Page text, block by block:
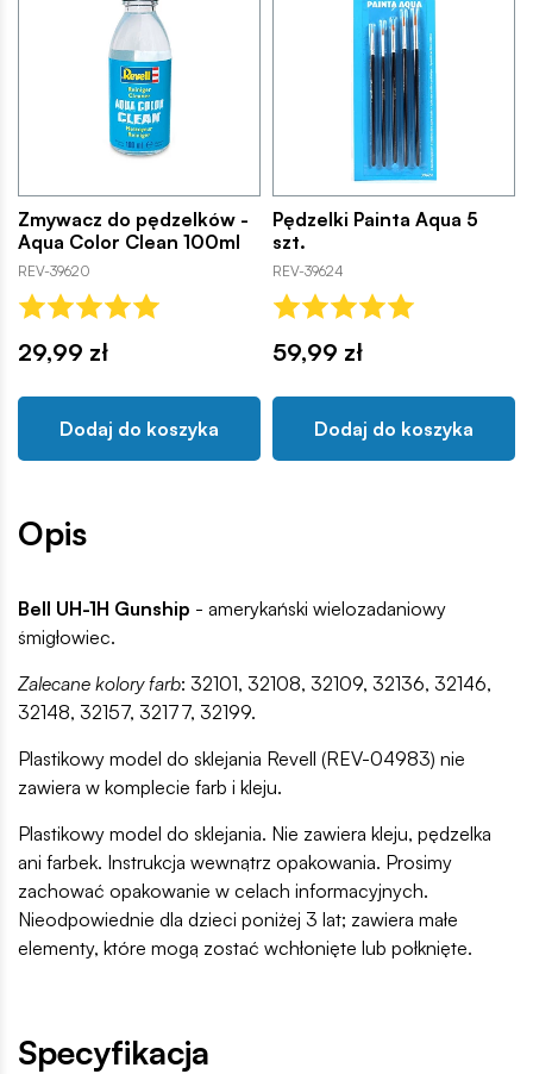
Zmywacz do pędzelków -
Aqua Color Clean 100ml
REV-39620
29,99 zł
Dodaj do koszyka
Pędzelki Painta Aqua 5
szt.
REV-39624
59,99 zł
Dodaj do koszyka
Opis
Bell UH-1H Gunship - amerykański wielozadaniowy
śmigłowiec.
Zalecane kolory farb: 32101, 32108, 32109, 32136, 32146,
32148, 32157, 32177, 32199.
Plastikowy model do sklejania Revell (REV-04983) nie
zawiera w komplecie farb i kleju.
Plastikowy model do sklejania. Nie zawiera kleju, pędzelka
ani farbek. Instrukcja wewnątrz opakowania. Prosimy
zachować opakowanie w celach informacyjnych.
Nieodpowiednie dla dzieci poniżej 3 lat; zawiera małe
elementy, które mogą zostać wchłonięte lub połknięte.
Specyfikacja